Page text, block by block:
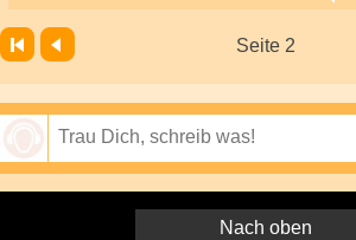
Seite 2
Vor Letzte Seite
Nach oben